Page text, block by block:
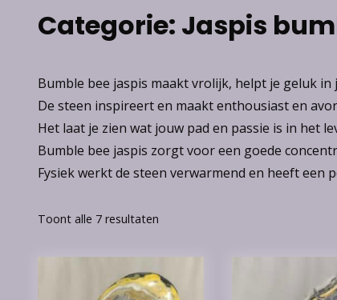
Categorie: Jaspis
Bumble bee jaspis maakt vrolijk, helpt je geluk
De steen inspireert en maakt enthousiast en
Het laat je zien wat jouw pad en passie is in het
Bumble bee jaspis zorgt voor een goede
Fysiek werkt de steen verwarmend en heeft een
Toont alle 7 resultaten